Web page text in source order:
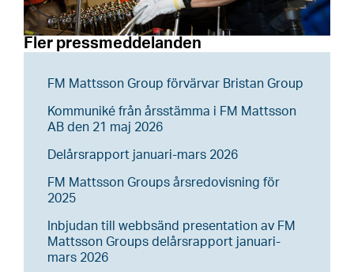
Fler pressmeddelanden
FM Mattsson Group förvärvar Bristan Group
Kommuniké från årsstämma i FM Mattsson
AB den 21 maj 2026
Delårsrapport januari-mars 2026
FM Mattsson Groups årsredovisning för
2025
Inbjudan till webbsänd presentation av FM
Mattsson Groups delårsrapport januari-
mars 2026